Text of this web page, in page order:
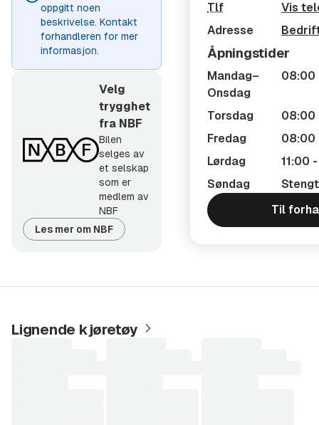
oppgitt noen
beskrivelse. Kontakt
forhandleren for mer
informasjon.
Velg
trygghet
fra NBF
Bilen
selges av
et selskap
som er
medlem av
NBF
Les mer om NBF
Tlf
Vis
Adresse
Åpningstider
Mandag–
Onsdag
08:00
Torsdag
08:00
Fredag
08:00
Lørdag
11:00
Søndag
Stengt
Til
Lignende kjøretøy